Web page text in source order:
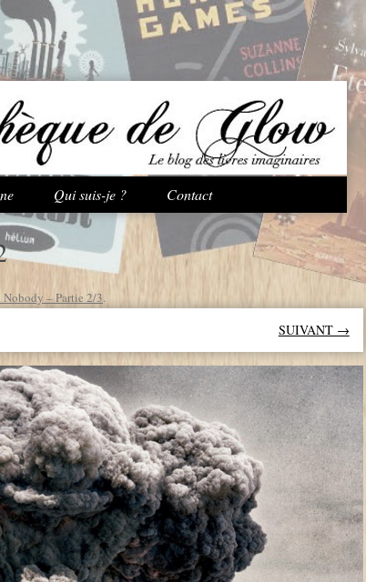
Aller au contenu principal
Qui suis-je ? Contact
Nobody – Partie 2/3.
SUIVANT →